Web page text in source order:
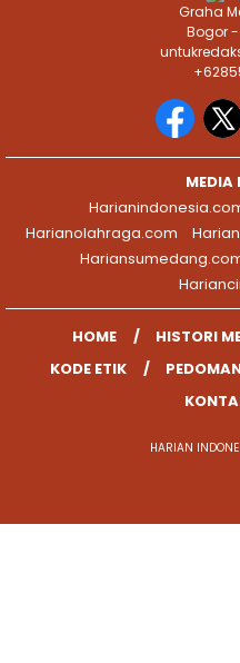
Graha
Bogor
MEDIA
Harianolahraga.com
HOME HISTORI
KODE ETIK
HARIAN